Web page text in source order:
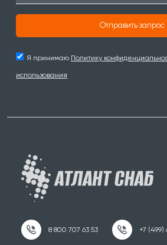
Отправить запрос
Я принимаю Политику
использования